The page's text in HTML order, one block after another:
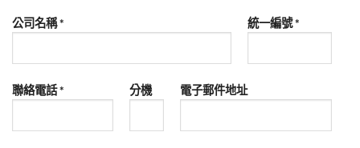
公司名稱 * 統一編號 *
聯絡電話 * 分機 電子郵件地址